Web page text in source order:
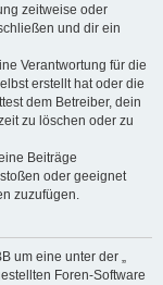
zeitweise oder
und dir ein
Verantwortung für die
erstellt hat oder die
dem Betreiber, dein
zu löschen oder zu
Beiträge
oder geeignet
zuzufügen.
um eine unter der „
Foren-Software